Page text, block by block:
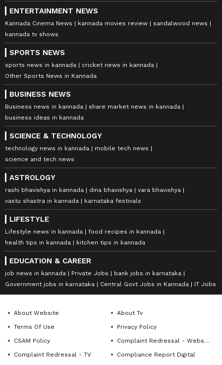
ENTERTAINMENT NEWS
Kannada Cinema News kannada movies review
sandalwood news
kannada tv shows
SPORTS NEWS
sports news in kannada
cricket news in kannada
Other Sports News in Kannada
BUSINESS NEWS
Business news in kannada
share market news in kannada
business ideas in kannada
SCIENCE & TECHNOLOGY
technology news in kannada
mobile tech news
science and tech news
ASTROLOGY
rashi bhavishya in kannada dina bhavishya
vara bhavishya
vastu shastra in kannada
karnataka festivals
LIFESTYLE
Lifestyle news in kannada
food recipes in kannada
health tips in kannada
kitchen tips in kannada
EDUCATION & CAREER
job news in kannada Private Jobs
bank jobs in karnataka
Government jobs in karnataka
Central Govt Jobs in Kannada IT Jobs
About Website
About Tv
Terms Of Use
Privacy Policy
CSAM Policy
Complaint Redressal - Website
Complaint Redressal - TV
Compliance Report Digital